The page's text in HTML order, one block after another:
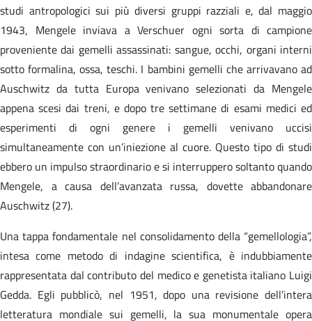
studi antropologici sui più diversi gruppi razziali e, dal maggio
1943, Mengele inviava a Verschuer ogni sorta di campione
proveniente dai gemelli assassinati: sangue, occhi, organi interni
sotto formalina, ossa, teschi. I bambini gemelli che arrivavano ad
Auschwitz da tutta Europa venivano selezionati da Mengele
appena scesi dai treni, e dopo tre settimane di esami medici ed
esperimenti di ogni genere i gemelli venivano uccisi
simultaneamente con un’iniezione al cuore. Questo tipo di studi
ebbero un impulso straordinario e si interruppero soltanto quando
Mengele, a causa dell’avanzata russa, dovette abbandonare
Auschwitz (27).
Una tappa fondamentale nel consolidamento della “gemellologia”,
intesa come metodo di indagine scientifica, è indubbiamente
rappresentata dal contributo del medico e genetista italiano Luigi
Gedda. Egli pubblicò, nel 1951, dopo una revisione dell’intera
letteratura mondiale sui gemelli, la sua monumentale opera